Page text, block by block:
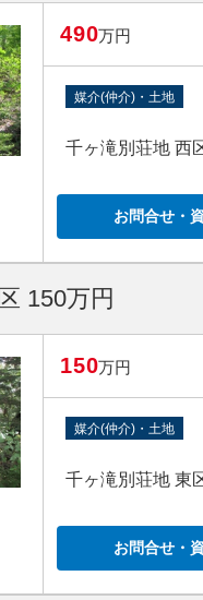
490万円
媒介(仲介)・土地
千ヶ滝別荘地 西
お問合せ・
150万円
150万円
媒介(仲介)・土地
千ヶ滝別荘地 東
お問合せ・